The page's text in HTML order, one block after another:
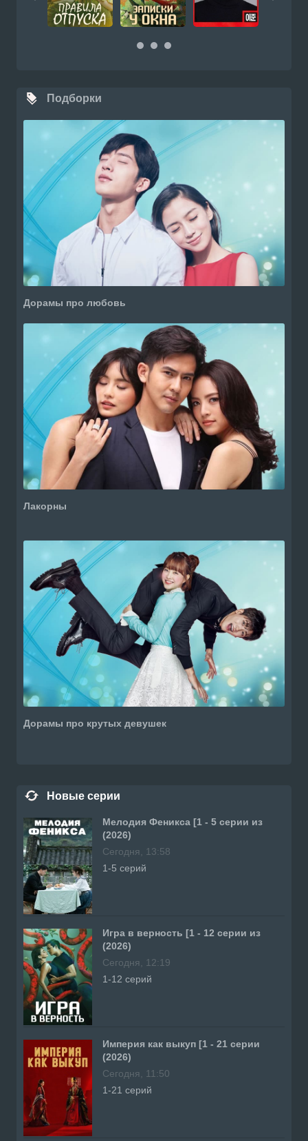
Подборки
Дорамы про любовь
Лакорны
Дорамы про крутых девушек
Новые серии
Мелодия Феникса [1 - 5 серии из
(2026)
Сегодня, 13:58
1-5 серий
Игра в верность [1 - 12 серии из
(2026)
Сегодня, 12:19
1-12 серий
Империя как выкуп [1 - 21 серии
(2026)
Сегодня, 11:50
1-21 серий